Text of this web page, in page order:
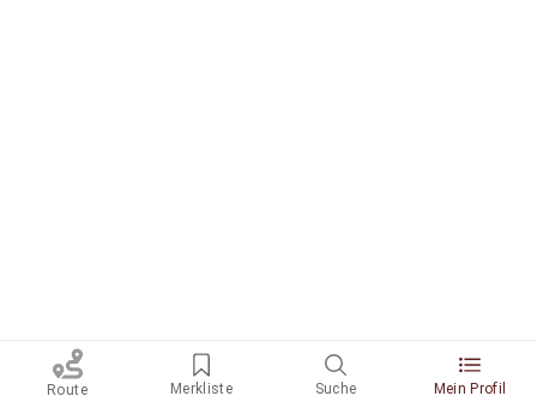
Route Merkliste Suche Mein Profil